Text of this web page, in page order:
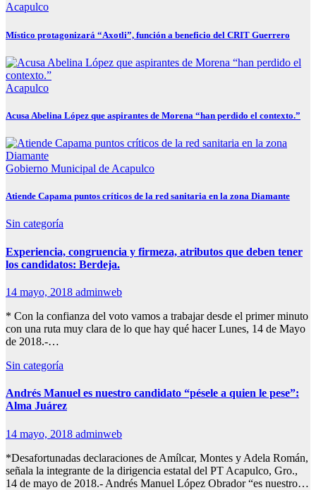
Acapulco
Místico protagonizará “Axotli”, función a beneficio del CRIT Guerrero
Acapulco
Acusa Abelina López que aspirantes de Morena “han perdido el contexto.”
Gobierno Municipal de Acapulco
Atiende Capama puntos críticos de la red sanitaria en la zona Diamante
Sin categoría
Experiencia, congruencia y firmeza, atributos que deben tener
los candidatos: Berdeja.
14 mayo, 2018 adminweb
* Con la confianza del voto vamos a trabajar desde el primer minuto
con una ruta muy clara de lo que hay qué hacer Lunes, 14 de Mayo
de 2018.-…
Sin categoría
Andrés Manuel es nuestro candidato “pésele a quien le pese”:
Alma Juárez
14 mayo, 2018 adminweb
*Desafortunadas declaraciones de Amílcar, Montes y Adela Román,
señala la integrante de la dirigencia estatal del PT Acapulco, Gro.,
14 de mayo de 2018.- Andrés Manuel López Obrador “es nuestro…